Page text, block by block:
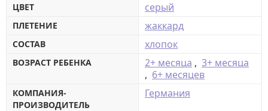
ЦВЕТ
серый
ПЛЕТЕНИЕ жаккард
СОСТАВ хлопок
ВОЗРАСТ РЕБЕНКА 2+ месяца , 3+ месяца
, 6+ месяцев
КОМПАНИЯ-
ПРОИЗВОДИТЕЛЬ
Германия